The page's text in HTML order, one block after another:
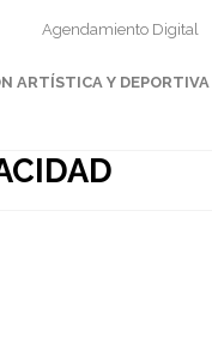
Agendamiento Digital
ARTÍSTICA Y DEPORTIVA